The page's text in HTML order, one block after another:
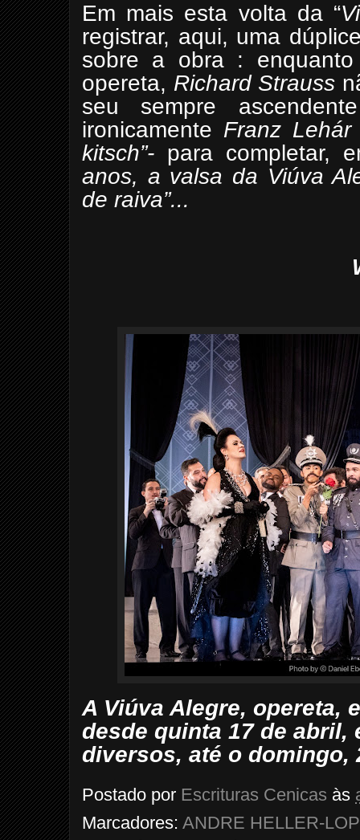
Em mais esta volta da “
registrar, aqui, uma
sobre a obra :
opereta, Richard Strauss
seu sempre
ironicamente Franz Lehár
kitsch”- para completar,
anos, a valsa da Viúva
de raiva”...
A Viúva Alegre, opereta,
desde quinta 17 de abril,
diversos, até o domingo,
Postado por Escrituras Cenicas às
Marcadores: ANDRE HELLER-